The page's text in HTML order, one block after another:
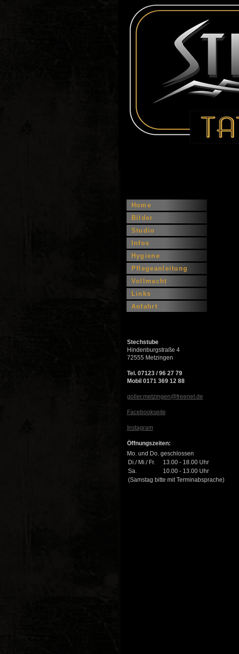
Home
Bilder
Studio
Infos
Hygiene
Pflegeanleitung
Vollmacht
Links
Anfahrt
Stechstube
Hindenburgstraße 4
72555 Metzingen
Tel. 07123 / 96 27 79
Mobil 0171 369 12 88
goller.metzingen@freenet.de
Facebookseite
Instagram
Öffnungszeiten:
Mo. und Do. geschlossen
Di./ Mi./ Fr.
13.00 - 18.00 Uhr
Sa.
10.00 - 13.00 Uhr
(Samstag bitte mit Terminabsprache)